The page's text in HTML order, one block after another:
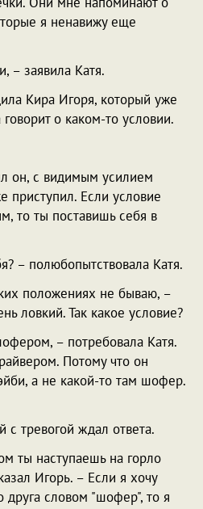
я ненавижу еще
– заявила Катя.
Кира Игоря, который уже
о каком-то условии.
он, с видимым усилием
приступил. Если условие
то ты поставишь себя в
– полюбопытствовала Катя.
положениях не бываю, –
ловкий. Так какое условие?
– потребовала Катя.
Потому что он
а не какой-то там шофер.
с тревогой ждал ответа.
ты наступаешь на горло
Игорь. – Если я хочу
друга словом "шофер", то я